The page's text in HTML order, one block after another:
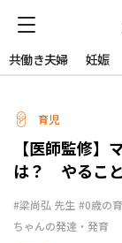
共働き夫婦 妊娠
育児
【医師監修
は？ やるこ
#梁尚弘 先生 #0歳の
ちゃんの発達・発育